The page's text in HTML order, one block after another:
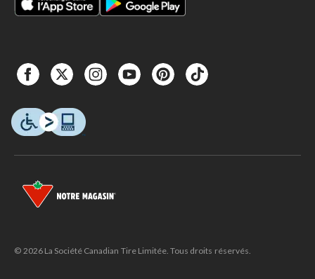
© 2026 La Société Canadian Tire Limitée. Tous droits réservés.